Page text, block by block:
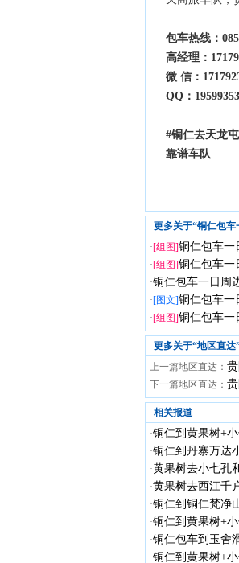
包车热线：
高经理：
微 信：
QQ：
#铜仁去天龙
靠谱车队
更多关于“铜仁包
·[组图]铜仁包车一
·[组图]铜仁包车一
·铜仁包车一日周
·[图文]铜仁包车一
·[组图]铜仁包车一
更多关于“地区直达
上一篇地区直达：
下一篇地区直达：
相关报道
·铜仁到黄果树+
·铜仁到丹寨万达
·黄果树去小七孔
·黄果树去西江千
·铜仁到铜仁梵净
·铜仁到黄果树+
·铜仁包车到玉舍
·铜仁到黄果树+